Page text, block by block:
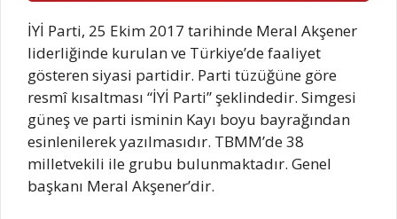
İYİ Parti, 25 Ekim 2017 tarihinde Meral Akşener
liderliğinde kurulan ve Türkiye’de faaliyet
gösteren siyasi partidir. Parti tüzüğüne göre
resmî kısaltması “İYİ Parti” şeklindedir. Simgesi
güneş ve parti isminin Kayı boyu bayrağından
esinlenilerek yazılmasıdır. TBMM’de 38
milletvekili ile grubu bulunmaktadır. Genel
başkanı Meral Akşener’dir.